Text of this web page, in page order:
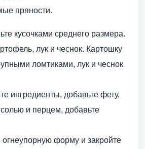
пряности.
кусочками среднего размера.
лук и чеснок. Картошку
ломтиками, лук и чеснок
ингредиенты, добавьте фету,
и перцем, добавьте
форму и закройте